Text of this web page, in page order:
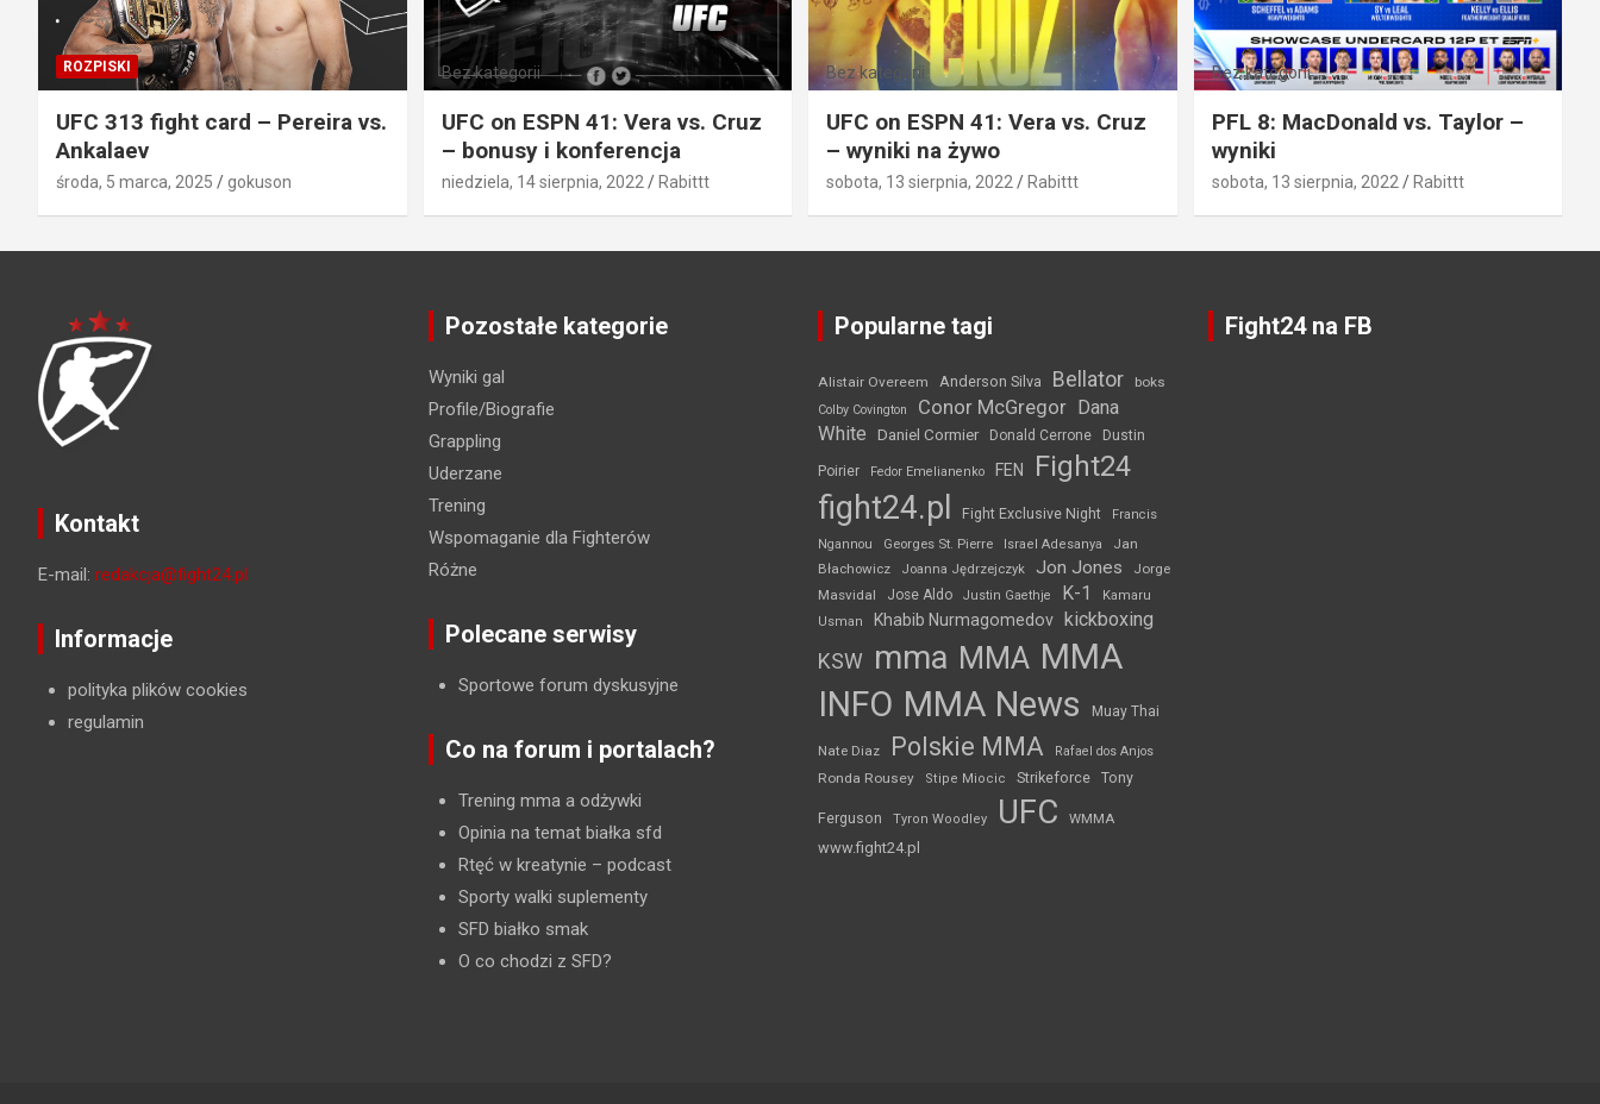
ROZPISKI
UFC 313 fight card – Pereira vs.
Ankalaev
środa, 5 marca, 2025 gokuson
Bez kategorii
UFC on ESPN 41: Vera vs. Cruz
– bonusy i konferencja
niedziela, 14 sierpnia, 2022 Rabittt
Bez kategorii
UFC on ESPN 41: Vera vs. Cruz
– wyniki na żywo
sobota, 13 sierpnia, 2022 Rabittt
Bez kategorii
PFL 8: MacDonald vs. Taylor –
wyniki
sobota, 13 sierpnia, 2022 Rabittt
Kontakt
E-mail: redakcja@fight24.pl
Informacje
polityka plików cookies
regulamin
Pozostałe kategorie
Wyniki gal
Profile/Biografie
Grappling
Uderzane
Trening
Wspomaganie dla Fighterów
Różne
Polecane serwisy
Sportowe forum dyskusyjne
Co na forum i portalach?
Trening mma a odżywki
Opinia na temat białka sfd
Rtęć w kreatynie – podcast
Sporty walki suplementy
SFD białko smak
O co chodzi z SFD?
Popularne tagi
Alistair Overeem Anderson Silva Bellator boks
Colby Covington Conor McGregor Dana
White
Daniel Cormier Donald Cerrone Dustin
Poirier Fedor Emelianenko FEN Fight24
fight24.pl Fight Exclusive Night
Francis
Ngannou
Georges St. Pierre Israel Adesanya
Jan
Błachowicz
Joanna Jędrzejczyk Jon Jones
Jorge
Masvidal
Jose Aldo Justin Gaethje K-1
Kamaru
Usman
Khabib Nurmagomedov kickboxing
KSW mma MMA MMA
INFO MMA News Muay Thai
Nate Diaz Polskie MMA Rafael dos Anjos
Ronda Rousey Stipe Miocic Strikeforce Tony
Ferguson Tyron Woodley UFC WMMA
www.fight24.pl
Fight24 na FB